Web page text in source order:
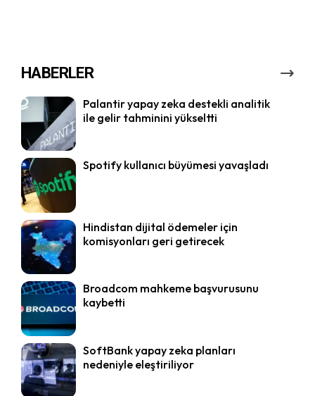
HABERLER
Palantir yapay zeka destekli analitik
ile gelir tahminini yükseltti
Spotify kullanıcı büyümesi yavaşladı
Hindistan dijital ödemeler için
komisyonları geri getirecek
Broadcom mahkeme başvurusunu
kaybetti
SoftBank yapay zeka planları
nedeniyle eleştiriliyor